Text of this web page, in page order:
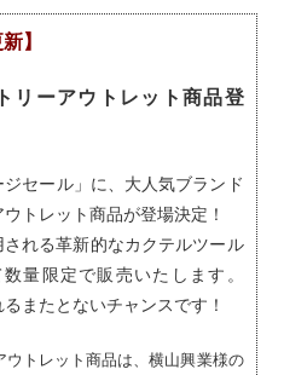
】
リーアウトレット商品登
セール」に、大人気ブランド
トレット商品が登場決定！
れる革新的なカクテルツール
量限定で販売いたします。
またとないチャンスです！
トレット商品は、横山興業様の